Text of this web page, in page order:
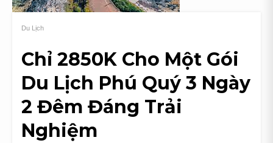
Lịch
2026
Du Lịch
Chỉ 2850K Cho Một Gói
Du Lịch Phú Quý 3 Ngày
2 Đêm Đáng Trải
Nghiệm